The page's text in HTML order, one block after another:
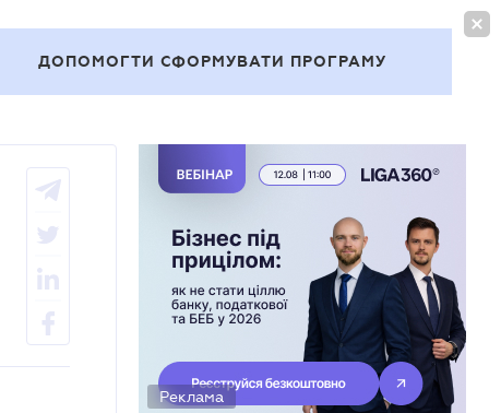
ДОПОМОГТИ СФОРМУВАТИ ПРОГРАМУ
Реклама